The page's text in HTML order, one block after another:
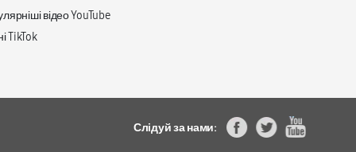
відео YouTube
TikTok
Слідуй за нами: